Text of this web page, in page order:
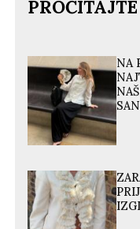
PROČITAJTE
NA